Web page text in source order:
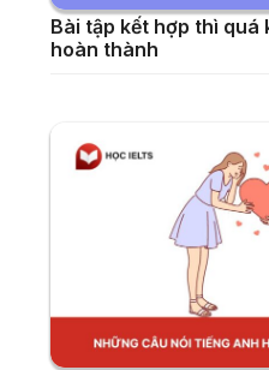
Bài tập kết hợp thì quá
hoàn thành